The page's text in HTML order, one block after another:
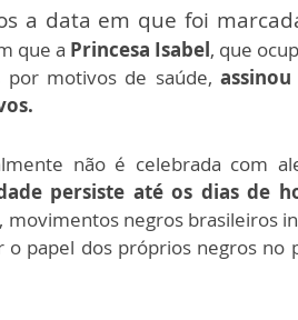
a data em que foi
que a Princesa Isabel, que
por motivos de saúde,
não é celebrada com
persiste até os dias de
movimentos negros brasileiros
o papel dos próprios negros no